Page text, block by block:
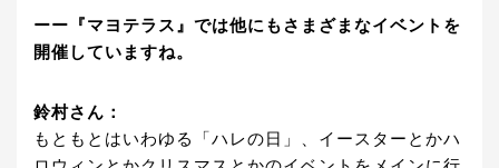
ーー『マヨテラス』では他にもさまざまなイベントを
開催していますね。
鈴村さん：
もともとはいわゆる「ハレの日」、イースターとかハ